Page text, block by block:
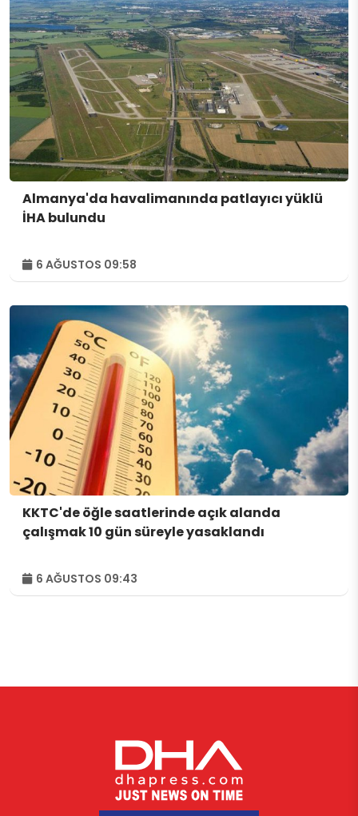
Almanya'da havalimanında patlayıcı yüklü
İHA bulundu
6 AĞUSTOS 09:58
KKTC'de öğle saatlerinde açık alanda
çalışmak 10 gün süreyle yasaklandı
6 AĞUSTOS 09:43